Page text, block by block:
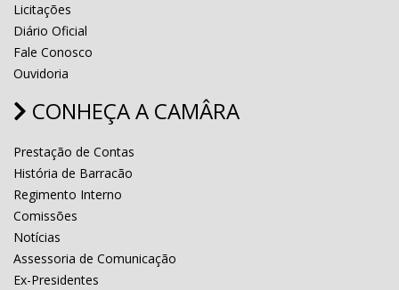
Licitações
Diário Oficial
Fale Conosco
Ouvidoria
CONHEÇA A CAMÂRA
Prestação de Contas
História de Barracão
Regimento Interno
Comissões
Notícias
Assessoria de Comunicação
Ex-Presidentes